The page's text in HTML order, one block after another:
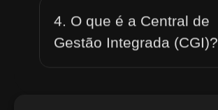
4. O que é a Central de
Gestão Integrada (CGI)?